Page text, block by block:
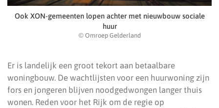
Ook XON-gemeenten lopen achter met nieuwbouw sociale
huur
© Omroep Gelderland
Er is landelijk een groot tekort aan betaalbare
woningbouw. De wachtlijsten voor een huurwoning zijn
fors en jongeren blijven noodgedwongen langer thuis
wonen. Reden voor het Rijk om de regie op